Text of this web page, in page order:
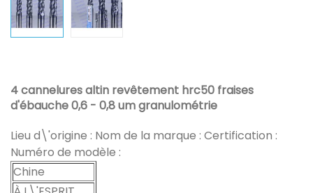
4 cannelures altin revêtement hrc50 fraises
d'ébauche 0,6 - 0,8 um granulométrie
Lieu d\'origine : Nom de la marque : Certification :
Numéro de modèle :
Chine